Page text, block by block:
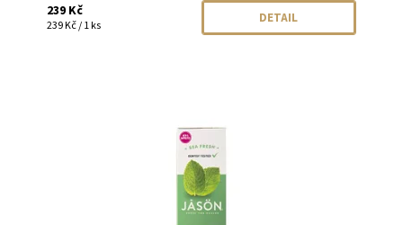
239 Kč
239 Kč / 1 ks DETAIL